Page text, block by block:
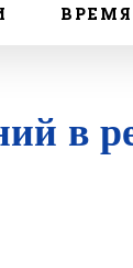
в